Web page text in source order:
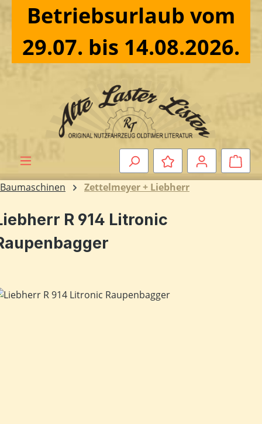
Zum Hauptinhalt springen
Betriebsurlaub vom
29.07. bis 14.08.2026.
Baumaschinen Zettelmeyer + Liebherr
R 914 Litronic
überspringen